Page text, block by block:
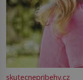
skutecnepribehy.cz